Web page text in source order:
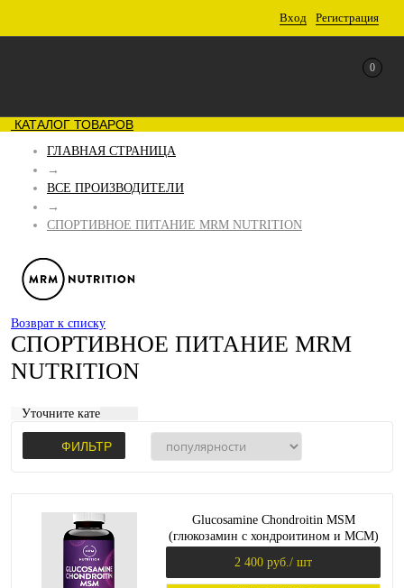
Вход Регистрация
0
КАТАЛОГ ТОВАРОВ
ГЛАВНАЯ СТРАНИЦА
→
ВСЕ ПРОИЗВОДИТЕЛИ
→
СПОРТИВНОЕ ПИТАНИЕ MRM NUTRITION
Возврат к списку
СПОРТИВНОЕ ПИТАНИЕ MRM
NUTRITION
Уточните категорию:
ФИЛЬТР
Glucosamine Chondroitin MSM
(глюкозамин с хондроитином и МСМ)
2 400 руб. / шт